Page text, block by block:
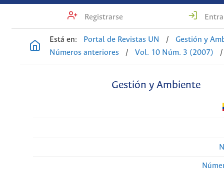
Registrarse
Está en: Portal de Revistas UN /
Gestión y
Números anteriores
/ Vol. 10 Núm. 3 (2007) /
Gestión y Ambiente